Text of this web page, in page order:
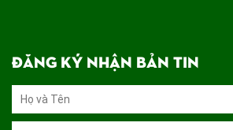
ĐĂNG KÝ NHẬN BẢN TIN